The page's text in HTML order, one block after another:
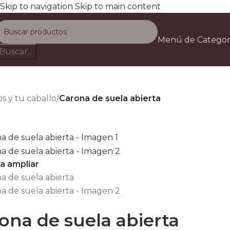
Skip to navigation Skip to main content
Envío gratis a todo el país en
Menú de
y tu caballo/Carona de suela abierta
ampliar
de suela abierta